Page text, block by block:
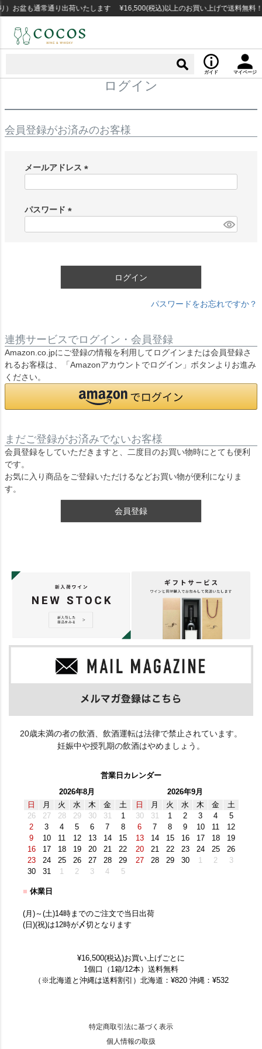
お盆も通常通り出荷いたします ¥16,500(税込)以上のお買い上げで送料無料
ガイド マイページ
ログイン
会員登録がお済みのお客様
メールアドレス
)
パスワード
ログイン
パスワードをお忘れですか？
連携サービスでログイン・会員登録
Amazon.co.jpにご登録の情報を利用してログインまたは会員登録さ
れるお客様は、「Amazonアカウントでログイン」ボタンよりお進み
ください。
まだご登録がお済みでないお客様
会員登録をしていただきますと、二度目のお買い物時にとても便利
です。
お気に入り商品をご登録いただけるなどお買い物が便利になりま
す。
会員登録
20歳未満の者の飲酒、飲酒運転は法律で禁止されています。
妊娠中や授乳期の飲酒はやめましょう。
営業日カレンダー
2026年8月
日
月 火 水 木 金
土
26
27 28 29 30 31
1
2
3 4 5 6 7
8
9
10 11 12 13 14
15
16
17 18 19 20 21
22
23
24 25 26 27 28
29
30
31 1 2 3 4 5
2026年9月
日
月 火 水 木 金
土
30
31 1 2 3 4
5
6
7 8 9 10 11
12
13
14 15 16 17 18
19
20
21 22 23 24 25
26
27
28 29 30 1 2 3
■ 休業日
(月)～(土)14時までのご注文で当日出荷
(日)(祝)は12時が〆切となります
¥16,500(税込)お買い上げごとに
1個口（1箱/12本）送料無料
（※北海道と沖縄は送料割引）北海道：¥820 沖縄：¥532
特定商取引法に基づく表示
個人情報の取扱